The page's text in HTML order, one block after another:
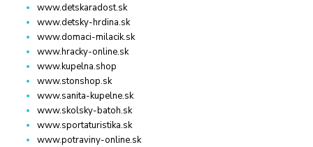
www.detskaradost.sk
www.detsky-hrdina.sk
www.domaci-milacik.sk
www.hracky-online.sk
www.kupelna.shop
www.stonshop.sk
www.sanita-kupelne.sk
www.skolsky-batoh.sk
www.sportaturistika.sk
www.potraviny-online.sk